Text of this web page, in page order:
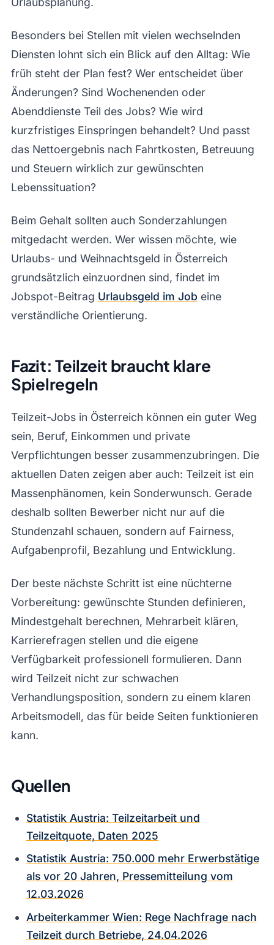
Besonders bei Stellen mit vielen wechselnden
Diensten lohnt sich ein Blick auf den Alltag: Wie
früh steht der Plan fest? Wer entscheidet über
Änderungen? Sind Wochenenden oder
Abenddienste Teil des Jobs? Wie wird
kurzfristiges Einspringen behandelt? Und passt
das Nettoergebnis nach Fahrtkosten, Betreuung
und Steuern wirklich zur gewünschten
Lebenssituation?
Beim Gehalt sollten auch Sonderzahlungen
mitgedacht werden. Wer wissen möchte, wie
Urlaubs- und Weihnachtsgeld in Österreich
grundsätzlich einzuordnen sind, findet im
Jobspot-Beitrag Urlaubsgeld im Job eine
verständliche Orientierung.
Fazit: Teilzeit braucht klare
Spielregeln
Teilzeit-Jobs in Österreich können ein guter Weg
sein, Beruf, Einkommen und private
Verpflichtungen besser zusammenzubringen. Die
aktuellen Daten zeigen aber auch: Teilzeit ist ein
Massenphänomen, kein Sonderwunsch. Gerade
deshalb sollten Bewerber nicht nur auf die
Stundenzahl schauen, sondern auf Fairness,
Aufgabenprofil, Bezahlung und Entwicklung.
Der beste nächste Schritt ist eine nüchterne
Vorbereitung: gewünschte Stunden definieren,
Mindestgehalt berechnen, Mehrarbeit klären,
Karrierefragen stellen und die eigene
Verfügbarkeit professionell formulieren. Dann
wird Teilzeit nicht zur schwachen
Verhandlungsposition, sondern zu einem klaren
Arbeitsmodell, das für beide Seiten funktionieren
kann.
Quellen
Statistik Austria: Teilzeitarbeit und
Teilzeitquote, Daten 2025
Statistik Austria: 750.000 mehr Erwerbstätige
als vor 20 Jahren, Pressemitteilung vom
12.03.2026
Arbeiterkammer Wien: Rege Nachfrage nach
Teilzeit durch Betriebe, 24.04.2026